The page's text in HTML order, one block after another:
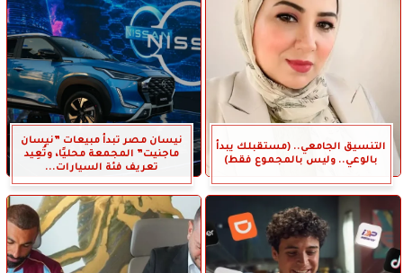
التنسيق الجامعي.. (مستقبلك يبدأ
بالوعي.. وليس بالمجموع فقط)
نيسان مصر تبدأ مبيعات ”نيسان
ماجنيت” المجمعة محليًا، وتُعِيد
تعريف فئة السيارات...